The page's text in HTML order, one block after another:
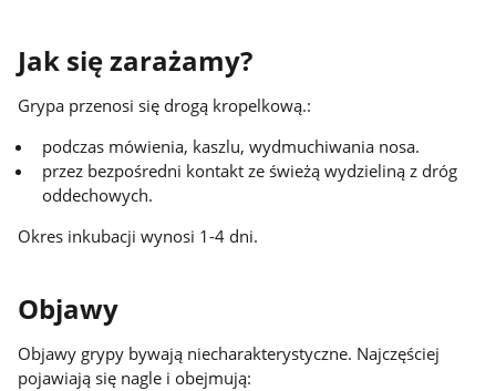
Jak się zarażamy?
Grypa przenosi się drogą kropelkową.:
podczas mówienia, kaszlu, wydmuchiwania nosa.
przez bezpośredni kontakt ze świeżą wydzieliną z dróg
oddechowych.
Okres inkubacji wynosi 1-4 dni.
Objawy
Objawy grypy bywają niecharakterystyczne. Najczęściej
pojawiają się nagle i obejmują: